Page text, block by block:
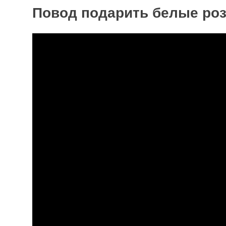
Повод подарить белые